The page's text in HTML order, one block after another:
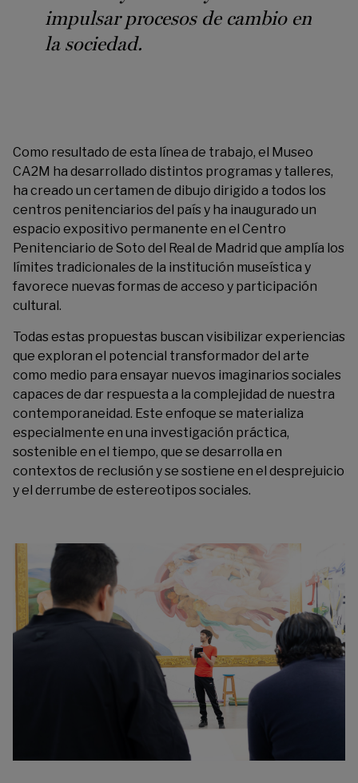
impulsar procesos de cambio en
la sociedad.
Como resultado de esta línea de trabajo, el Museo
CA2M ha desarrollado distintos programas y talleres,
ha creado un certamen de dibujo dirigido a todos los
centros penitenciarios del país y ha inaugurado un
espacio expositivo permanente en el Centro
Penitenciario de Soto del Real de Madrid que amplía los
límites tradicionales de la institución museística y
favorece nuevas formas de acceso y participación
cultural.
Todas estas propuestas buscan visibilizar experiencias
que exploran el potencial transformador del arte
como medio para ensayar nuevos imaginarios sociales
capaces de dar respuesta a la complejidad de nuestra
contemporaneidad. Este enfoque se materializa
especialmente en una investigación práctica,
sostenible en el tiempo, que se desarrolla en
contextos de reclusión y se sostiene en el desprejuicio
y el derrumbe de estereotipos sociales.